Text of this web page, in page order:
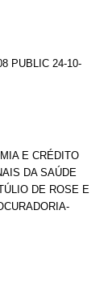
PUBLIC 24-10-
E CRÉDITO
DA SAÚDE
DE ROSE E